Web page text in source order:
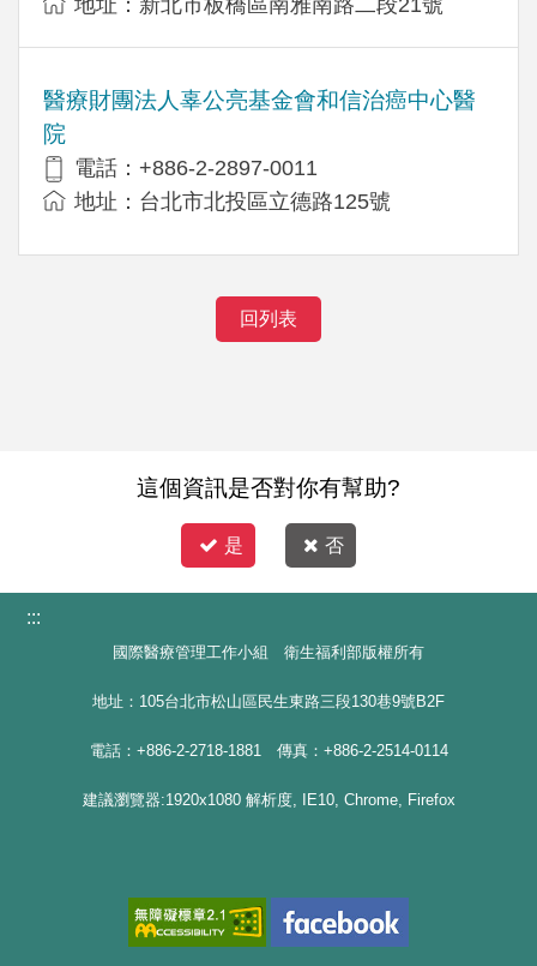
醫療財團法人辜公亮基金會和信治癌中心醫
院
電話：+886-2-2897-0011
地址：台北市北投區立德路125號
回列表
這個資訊是否對你有幫助?
是 否
:::
國際醫療管理工作小組 衛生福利部版權所有
地址：105台北市松山區民生東路三段130巷9號B2F
電話：+886-2-2718-1881 傳真：+886-2-2514-0114
建議瀏覽器:1920x1080 解析度, IE10, Chrome, Firefox